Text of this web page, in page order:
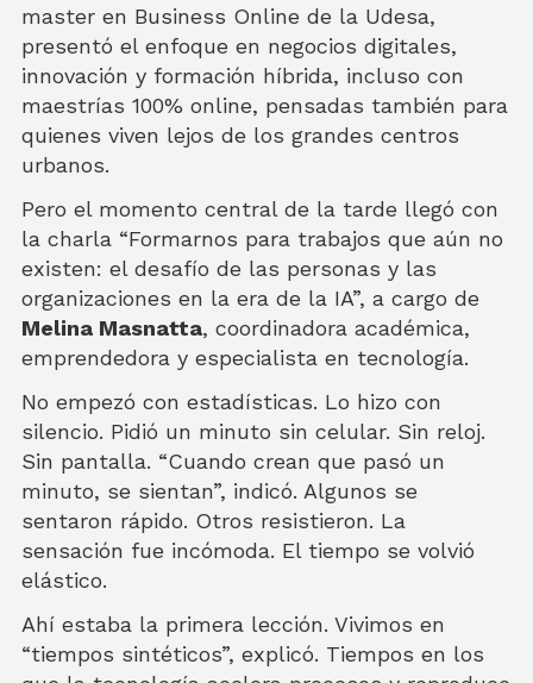
master en Business Online de la Udesa,
presentó el enfoque en negocios digitales,
innovación y formación híbrida, incluso con
maestrías 100% online, pensadas también para
quienes viven lejos de los grandes centros
urbanos.
Pero el momento central de la tarde llegó con
la charla “Formarnos para trabajos que aún no
existen: el desafío de las personas y las
organizaciones en la era de la IA”, a cargo de
Melina Masnatta, coordinadora académica,
emprendedora y especialista en tecnología.
No empezó con estadísticas. Lo hizo con
silencio. Pidió un minuto sin celular. Sin reloj.
Sin pantalla. “Cuando crean que pasó un
minuto, se sientan”, indicó. Algunos se
sentaron rápido. Otros resistieron. La
sensación fue incómoda. El tiempo se volvió
elástico.
Ahí estaba la primera lección. Vivimos en
“tiempos sintéticos”, explicó. Tiempos en los